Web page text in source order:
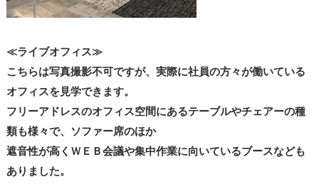
≪ライブオフィス≫
こちらは写真撮影不可ですが、実際に社員の方々が働いている
オフィスを見学できます。
フリーアドレスのオフィス空間にあるテーブルやチェアーの種
類も様々で、ソファー席のほか
遮音性が高くＷＥＢ会議や集中作業に向いているブースなども
ありました。